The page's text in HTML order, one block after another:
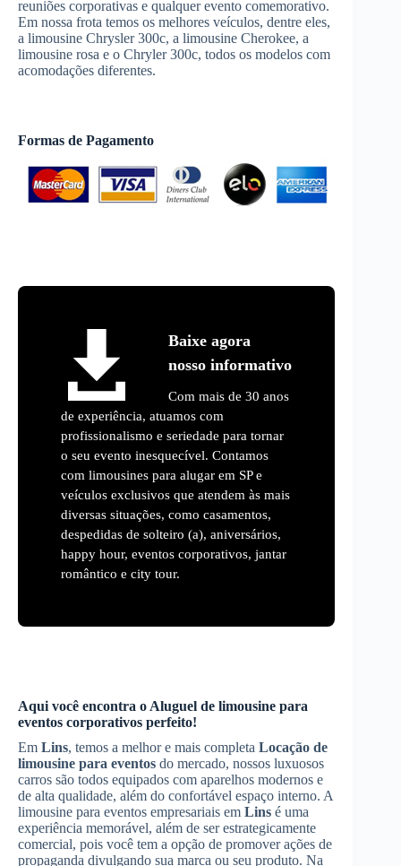
reuniões corporativas e qualquer evento comemorativo.
Em nossa frota temos os melhores veículos, dentre eles,
a limousine Chrysler 300c, a limousine Cherokee, a
limousine rosa e o Chryler 300c, todos os modelos com
acomodações diferentes.
Formas de Pagamento
Baixe agora
nosso informativo
Com mais de 30 anos
de experiência, atuamos com
profissionalismo e seriedade para tornar
o seu evento inesquecível. Contamos
com limousines para alugar em SP e
veículos exclusivos que atendem às mais
diversas situações, como casamentos,
despedidas de solteiro (a), aniversários,
happy hour, eventos corporativos, jantar
romântico e city tour.
Aqui você encontra o Aluguel de limousine para
eventos corporativos perfeito!
Em Lins, temos a melhor e mais completa Locação de
limousine para eventos do mercado, nossos luxuosos
carros são todos equipados com aparelhos modernos e
de alta qualidade, além do confortável espaço interno. A
limousine para eventos empresariais em Lins é uma
experiência memorável, além de ser estrategicamente
comercial, pois você tem a opção de promover ações de
propaganda divulgando sua marca ou seu produto. Na